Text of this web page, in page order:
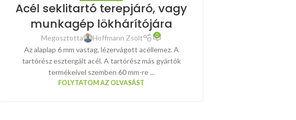
Acél seklitartó terepjáró, vagy
munkagép lökhárítójára
Megosztotta Hoffmann Zsolt 0
Az alaplap 6 mm vastag, lézervágott acéllemez. A
tartórész esztergált acél. A tartórész más gyártók
termékeivel szemben 60 mm-re ...
FOLYTATOM AZ OLVASÁST